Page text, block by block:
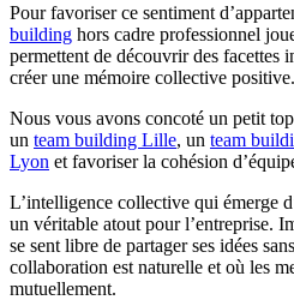
Pour favoriser ce sentiment
building hors cadre professionnel
permettent de découvrir des facettes
créer une mémoire collective positive.
Nous vous avons concoté un petit
un team building Lille, un team
Lyon et favoriser la cohésion
L’intelligence collective qui émerge
un véritable atout pour l’entreprise.
se sent libre de partager ses idées
collaboration est naturelle et où les
mutuellement.